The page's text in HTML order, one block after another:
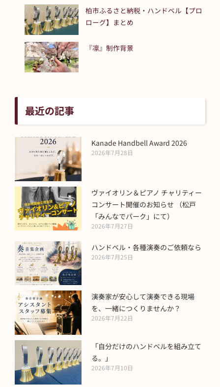
柏市ふるさと納税・ハンドベル【プロ
ローグ】まとめ
『凛』制作背景
最近の記事
Kanade Handbell Award 2026
2026年7月28日
ヴァイオリン＆ピアノ チャリティー
コンサート開催のお知らせ （松戸
「みんなでパーク」にて）
2026年7月27日
ハンドベル・各種演奏のご依頼なら
2026年7月25日
演奏家が安心して演奏できる現場
を、一緒につくりませんか？
2026年7月22日
「自分だけのハンドベルを組み立て
る。」
2026年7月10日